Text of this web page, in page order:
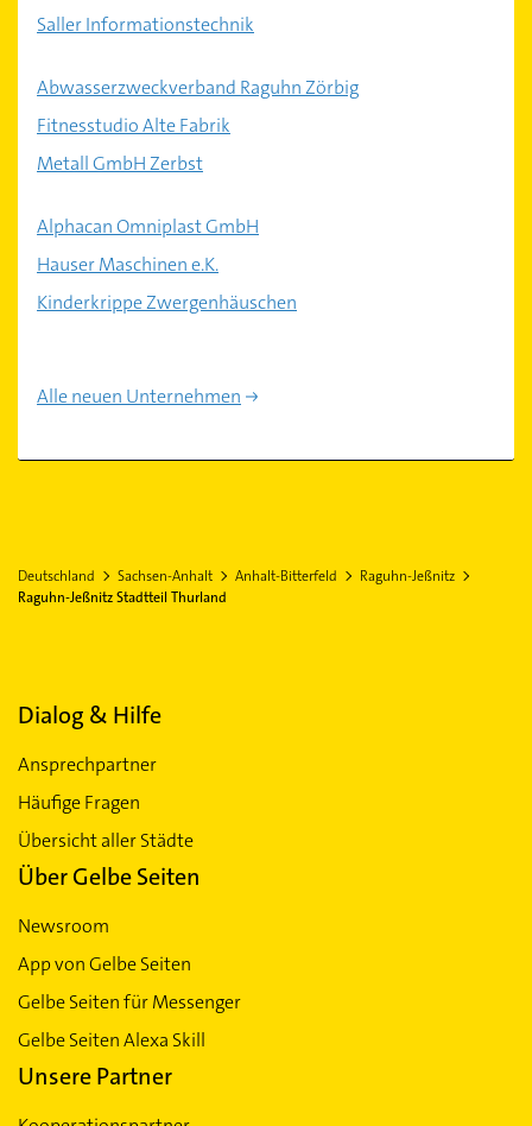
Saller Informationstechnik
Abwasserzweckverband Raguhn Zörbig
Fitnesstudio Alte Fabrik
Metall GmbH Zerbst
Alphacan Omniplast GmbH
Hauser Maschinen e.K.
Kinderkrippe Zwergenhäuschen
Alle neuen Unternehmen
Deutschland Sachsen-Anhalt Anhalt-Bitterfeld
Raguhn-Jeßnitz
Raguhn-Jeßnitz Stadtteil Thurland
Dialog & Hilfe
Ansprechpartner
Häufige Fragen
Übersicht aller Städte
Über Gelbe Seiten
Newsroom
App von Gelbe Seiten
Gelbe Seiten für Messenger
Gelbe Seiten Alexa Skill
Unsere Partner